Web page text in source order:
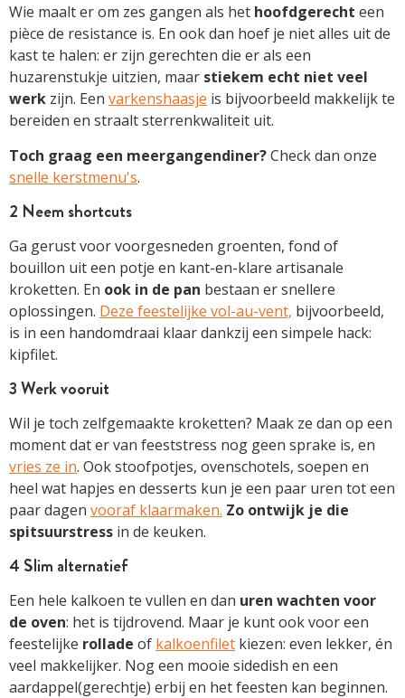
Wie maalt er om zes gangen als het hoofdgerecht een
pièce de resistance is. En ook dan hoef je niet alles uit de
kast te halen: er zijn gerechten die er als een
huzarenstukje uitzien, maar stiekem echt niet veel
werk zijn. Een varkenshaasje is bijvoorbeeld makkelijk te
bereiden en straalt sterrenkwaliteit uit.
Toch graag een meergangendiner?Check dan onze
snelle kerstmenu's.
2 Neem shortcuts
Ga gerust voor voorgesneden groenten, fond of
bouillon uit een potje en kant-en-klare artisanale
kroketten. En ook in de pan bestaan er snellere
oplossingen. Deze feestelijke vol-au-vent, bijvoorbeeld,
is in een handomdraai klaar dankzij een simpele hack:
kipfilet.
3 Werk vooruit
Wil je toch zelfgemaakte kroketten? Maak ze dan op een
moment dat er van feeststress nog geen sprake is, en
vries ze in. Ook stoofpotjes, ovenschotels, soepen en
heel wat hapjes en desserts kun je een paar uren tot een
paar dagen vooraf klaarmaken. Zo ontwijk je die
spitsuurstress in de keuken.
4 Slim alternatief
Een hele kalkoen te vullen en dan uren wachten voor
de oven: het is tijdrovend. Maar je kunt ook voor een
feestelijke rollade of kalkoenfilet kiezen: even lekker, én
veel makkelijker. Nog een mooie sidedish en een
aardappel(gerechtje) erbij en het feesten kan beginnen.